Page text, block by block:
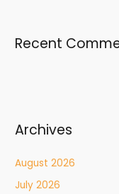
Recent
Archives
August 2026
July 2026